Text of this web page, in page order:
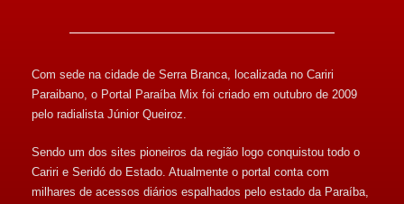
Com sede na cidade de Serra Branca, localizada no Cariri
Paraibano, o Portal Paraíba Mix foi criado em outubro de 2009
pelo radialista Júnior Queiroz.
Sendo um dos sites pioneiros da região logo conquistou todo o
Cariri e Seridó do Estado. Atualmente o portal conta com
milhares de acessos diários espalhados pelo estado da Paraíba,